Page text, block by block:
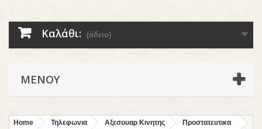
Καλάθι: (άδειο)
ΜΕΝΟΎ
Home Τηλεφωνια Αξεσουαρ Κινητης
Προστατευτικα